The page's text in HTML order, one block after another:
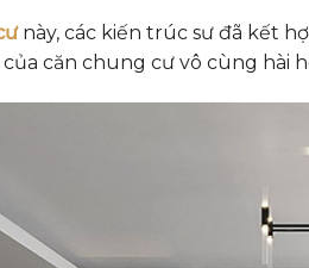
này, các kiến trúc sư đã kết
căn chung cư vô cùng hài